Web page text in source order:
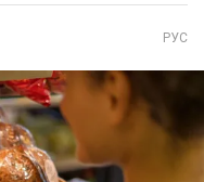
РУС